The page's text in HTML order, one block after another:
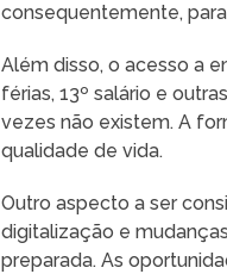
consequentemente,
Além disso, o acesso a
férias, 13º salário e
vezes não existem. A
qualidade de vida.
Outro aspecto a ser
digitalização e
preparada. As